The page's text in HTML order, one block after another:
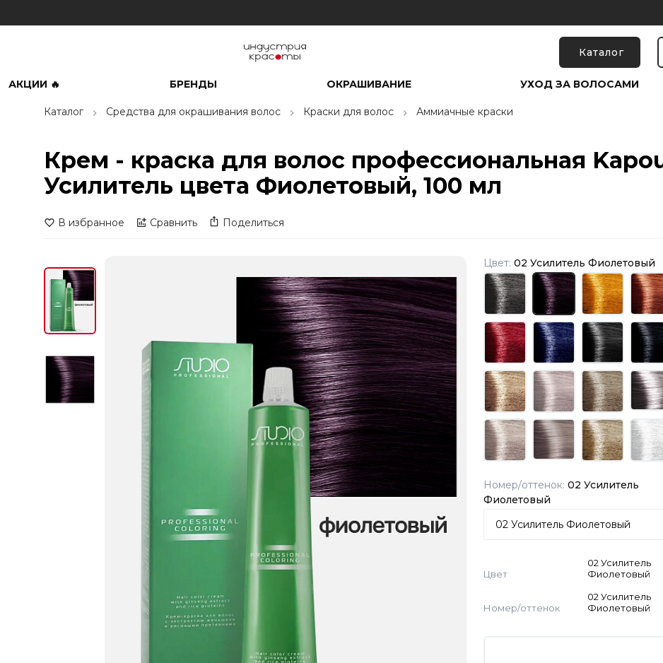
Каталог
АКЦИИ 🔥 БРЕНДЫ ОКРАШИВАНИЕ УХОД ЗА ВОЛОСАМИ
Каталог Средства для окрашивания волос Краски для волос Аммиачные краски
Крем - краска для волос профессиональная
Усилитель цвета Фиолетовый, 100 мл
В избранное Сравнить Поделиться
Цвет: 02 Усилитель Фиолетовый
Номер/оттенок: 02 Усилитель
Фиолетовый
Цвет
02 Усилитель
Фиолетовый
Номер/оттенок
02 Усилитель
Фиолетовый